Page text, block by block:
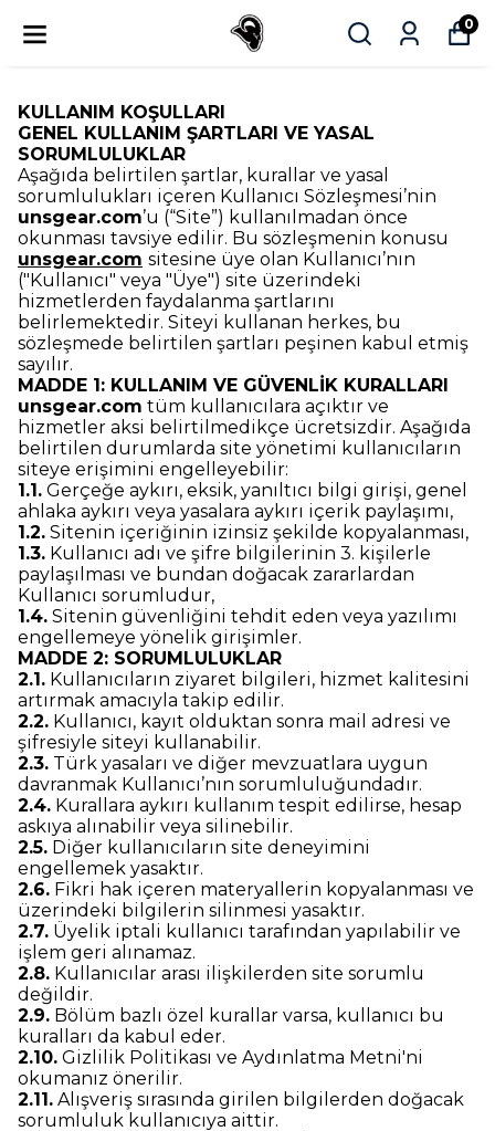
0
KULLANIM KOŞULLARI
GENEL KULLANIM ŞARTLARI VE YASAL
SORUMLULUKLAR
Aşağıda belirtilen şartlar, kurallar ve yasal
sorumlulukları içeren Kullanıcı Sözleşmesi’nin
unsgear.com’u (“Site”) kullanılmadan önce
okunması tavsiye edilir. Bu sözleşmenin konusu
unsgear.com sitesine üye olan Kullanıcı’nın
("Kullanıcı" veya "Üye") site üzerindeki
hizmetlerden faydalanma şartlarını
belirlemektedir. Siteyi kullanan herkes, bu
sözleşmede belirtilen şartları peşinen kabul etmiş
sayılır.
MADDE 1: KULLANIM VE GÜVENLİK KURALLARI
unsgear.com tüm kullanıcılara açıktır ve
hizmetler aksi belirtilmedikçe ücretsizdir. Aşağıda
belirtilen durumlarda site yönetimi kullanıcıların
siteye erişimini engelleyebilir:
1.1. Gerçeğe aykırı, eksik, yanıltıcı bilgi girişi, genel
ahlaka aykırı veya yasalara aykırı içerik paylaşımı,
1.2. Sitenin içeriğinin izinsiz şekilde kopyalanması,
1.3. Kullanıcı adı ve şifre bilgilerinin 3. kişilerle
paylaşılması ve bundan doğacak zararlardan
Kullanıcı sorumludur,
1.4. Sitenin güvenliğini tehdit eden veya yazılımı
engellemeye yönelik girişimler.
MADDE 2: SORUMLULUKLAR
2.1. Kullanıcıların ziyaret bilgileri, hizmet kalitesini
artırmak amacıyla takip edilir.
2.2. Kullanıcı, kayıt olduktan sonra mail adresi ve
şifresiyle siteyi kullanabilir.
2.3. Türk yasaları ve diğer mevzuatlara uygun
davranmak Kullanıcı’nın sorumluluğundadır.
2.4. Kurallara aykırı kullanım tespit edilirse, hesap
askıya alınabilir veya silinebilir.
2.5. Diğer kullanıcıların site deneyimini
engellemek yasaktır.
2.6. Fikri hak içeren materyallerin kopyalanması ve
üzerindeki bilgilerin silinmesi yasaktır.
2.7. Üyelik iptali kullanıcı tarafından yapılabilir ve
işlem geri alınamaz.
2.8. Kullanıcılar arası ilişkilerden site sorumlu
değildir.
2.9. Bölüm bazlı özel kurallar varsa, kullanıcı bu
kuralları da kabul eder.
2.10. Gizlilik Politikası ve Aydınlatma Metni'ni
okumanız önerilir.
2.11. Alışveriş sırasında girilen bilgilerden doğacak
sorumluluk kullanıcıya aittir.